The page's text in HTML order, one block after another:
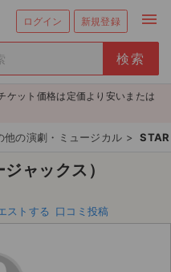
ログイン 新規登録 menu
ケット価格は定価より安いまたは
他の演劇・ミュージカル >
ャックス）
ストする 口コミ投稿